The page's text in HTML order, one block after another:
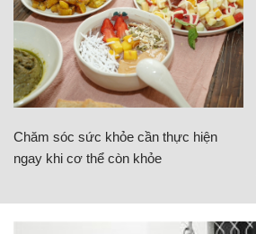
Chăm sóc sức khỏe cần thực hiện
ngay khi cơ thể còn khỏe